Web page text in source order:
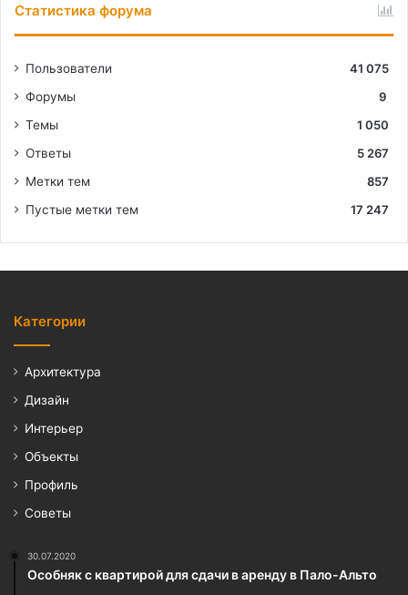
Статистика форума
Пользователи
41 075
Форумы
9
Темы
1 050
Ответы
5 267
Метки тем
857
Пустые метки тем
17 247
Категории
Архитектура
Дизайн
Интерьер
Объекты
Профиль
Советы
30.07.2020
Особняк с квартирой для сдачи в аренду в Пало-Альто